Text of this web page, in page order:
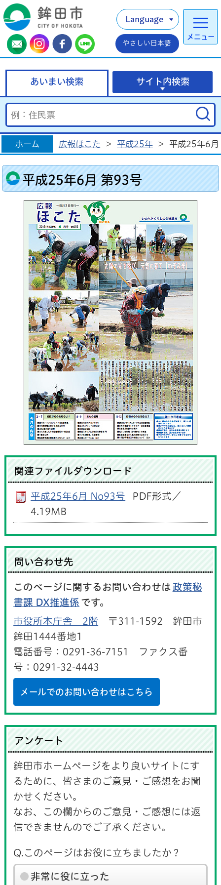
メニュー
Language
やさしい日本語
あいまい検索 サイト内検索
ホーム 広報ほこた > 平成25年 > 平成25年6
平成25年6月 第93号
関連ファイルダウンロード
平成25年6月 No93号
PDF形式／
4.19MB
問い合わせ先
このページに関するお問い合わせは 政策秘
書課 DX推進係 です。
市役所本庁舎 2階 〒311-1592 鉾田市
鉾田1444番地1
電話番号：0291-36-7151 ファクス番
号：0291-32-4443
メールでのお問い合わせはこちら
アンケート
鉾田市ホームページをより良いサイトにす
るために、皆さまのご意見・ご感想をお聞
かせください。
なお、この欄からのご意見・ご感想には返
信できませんのでご了承ください。
Q.このページはお役に立ちましたか？
非常に役に立った